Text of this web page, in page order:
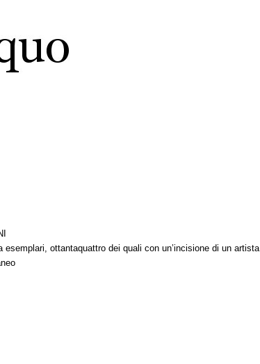
esemplari, ottantaquattro dei quali con un’incisione di un artista